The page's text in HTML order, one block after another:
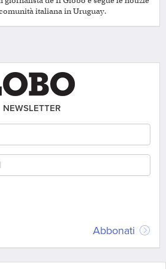
italiana in Uruguay.
NEWSLETTER
Abbonati